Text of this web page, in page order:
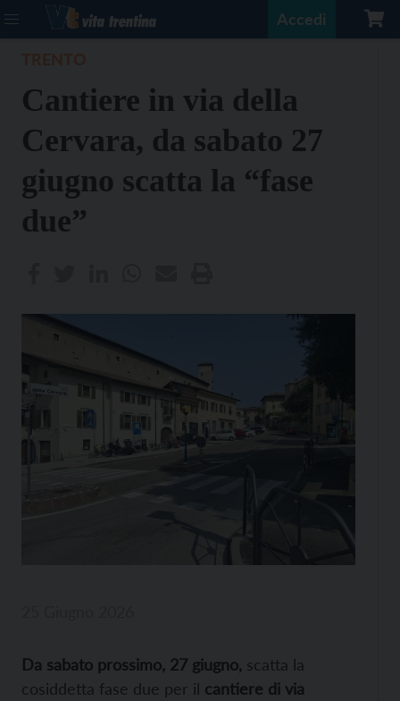
Accedi
Cantiere in via della
Cervara, da sabato 27
giugno scatta la “fase
due”
Da sabato prossimo, 27 giugno, scatta la
cosiddetta fase due per il cantiere di via